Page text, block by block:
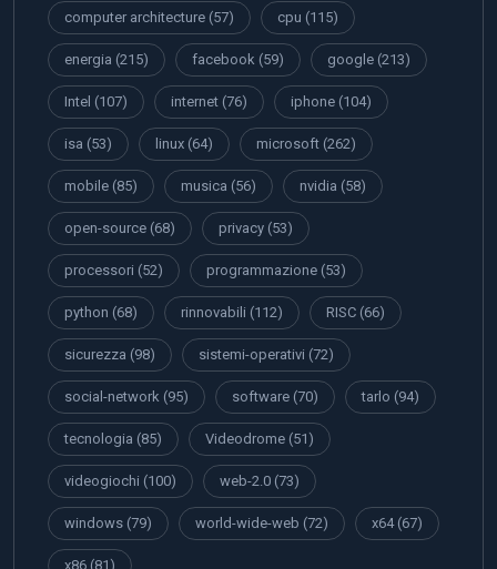
computer architecture (57) cpu (115)
energia (215) facebook (59) google (213)
Intel (107) internet (76) iphone (104)
isa (53) linux (64) microsoft (262)
mobile (85) musica (56) nvidia (58)
open-source (68) privacy (53)
processori (52) programmazione (53)
python (68) rinnovabili (112) RISC (66)
sicurezza (98) sistemi-operativi (72)
social-network (95) software (70) tarlo (94)
tecnologia (85) Videodrome (51)
videogiochi (100) web-2.0 (73)
windows (79) world-wide-web (72) x64(67)
x86 (81)